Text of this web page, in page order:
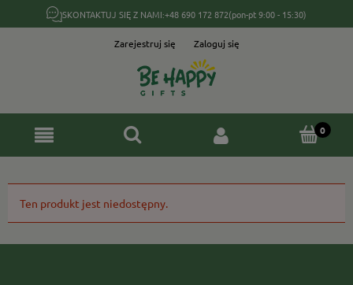
SKONTAKTUJ SIĘ Z NAMI:+48 690 172 872(pon-pt 9:00 - 15:30)
Zarejestruj się Zaloguj się
Ten produkt jest niedostępny.